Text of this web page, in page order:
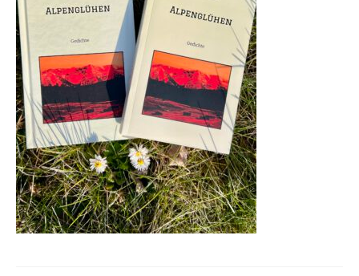
Neuerscheinungen von Mitgliedern
Ausschreibungen
Leipziger Lyrikbibliothek
Lyrikschaufenster im Literaturhaus Leipzig
Mitglied werden